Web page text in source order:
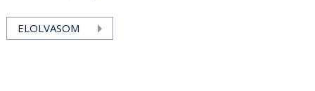
ELOLVASOM